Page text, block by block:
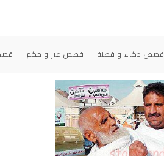
قصص ذكاء و فطنة قصص عبر و حكم